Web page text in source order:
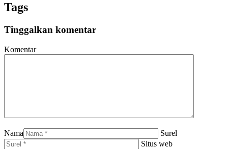
Tags
Tinggalkan komentar
Komentar
Nama
Surel
Situs web